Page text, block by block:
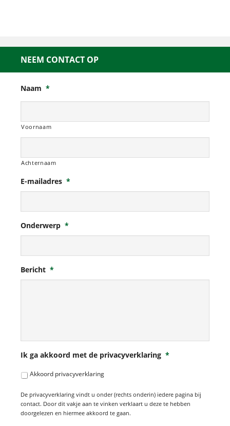
NEEM CONTACT OP
Naam *
Voornaam
Achternaam
E-mailadres *
Onderwerp *
Bericht *
Ik ga akkoord met de privacyverklaring *
Akkoord privacyverklaring
De privacyverklaring vindt u onder (rechts onderin) iedere pagina bij
contact. Door dit vakje aan te vinken verklaart u deze te hebben
doorgelezen en hiermee akkoord te gaan.